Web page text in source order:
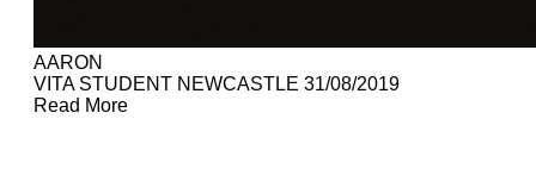
AARON
VITA STUDENT NEWCASTLE 31/08/2019
Read More